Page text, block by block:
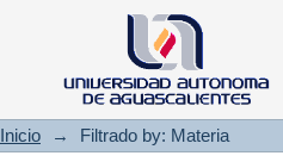
Filtrado by:
Inicio → Filtrado by: Materia